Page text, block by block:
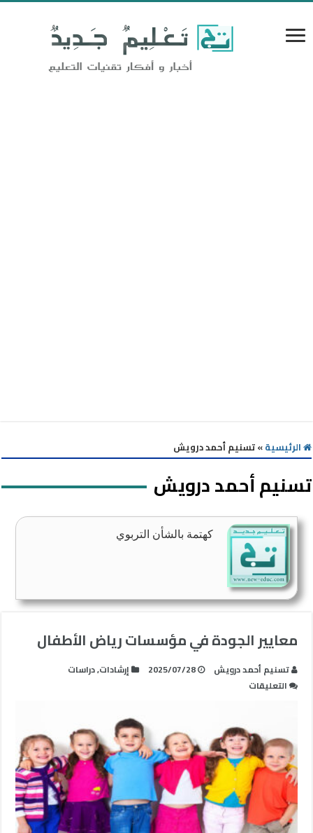
الرئيسية»تسنيم أحمد درويش
تسنيم أحمد درويش
كهتمة بالشأن التربوي
معايير الجودة في مؤسسات رياض الأطفال
تسنيم أحمد درويش 2025/07/28 إرشادات,دراسات
التعليقات
في
مؤسسات
رياض
الأطفال
مغلقة